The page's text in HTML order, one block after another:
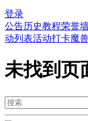
登录
公告历史教程荣誉
动列表活动打卡魔
未找到页